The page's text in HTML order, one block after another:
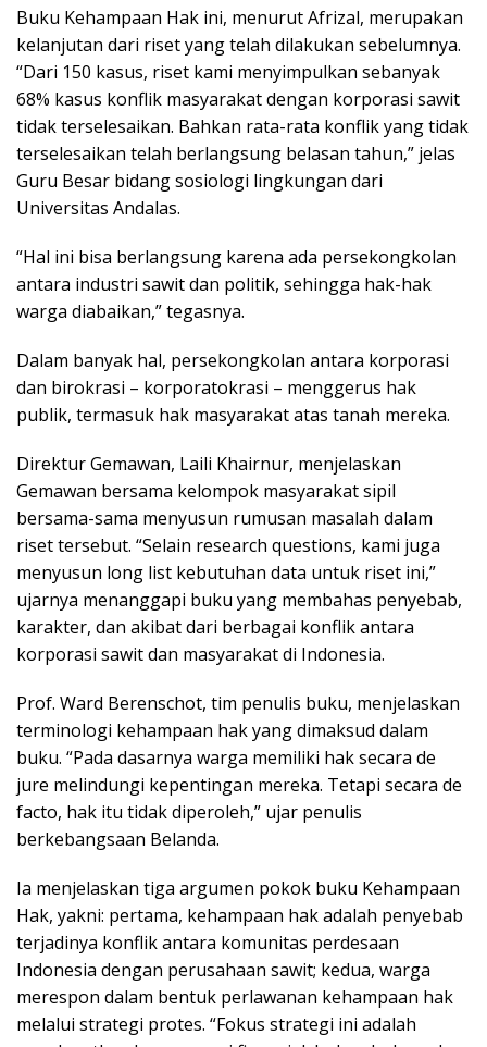
Buku Kehampaan Hak ini, menurut Afrizal, merupakan
kelanjutan dari riset yang telah dilakukan sebelumnya.
“Dari 150 kasus, riset kami menyimpulkan sebanyak
68% kasus konflik masyarakat dengan korporasi sawit
tidak terselesaikan. Bahkan rata-rata konflik yang tidak
terselesaikan telah berlangsung belasan tahun,” jelas
Guru Besar bidang sosiologi lingkungan dari
Universitas Andalas.
“Hal ini bisa berlangsung karena ada persekongkolan
antara industri sawit dan politik, sehingga hak-hak
warga diabaikan,” tegasnya.
Dalam banyak hal, persekongkolan antara korporasi
dan birokrasi – korporatokrasi – menggerus hak
publik, termasuk hak masyarakat atas tanah mereka.
Direktur Gemawan, Laili Khairnur, menjelaskan
Gemawan bersama kelompok masyarakat sipil
bersama-sama menyusun rumusan masalah dalam
riset tersebut. “Selain research questions, kami juga
menyusun long list kebutuhan data untuk riset ini,”
ujarnya menanggapi buku yang membahas penyebab,
karakter, dan akibat dari berbagai konflik antara
korporasi sawit dan masyarakat di Indonesia.
Prof. Ward Berenschot, tim penulis buku, menjelaskan
terminologi kehampaan hak yang dimaksud dalam
buku. “Pada dasarnya warga memiliki hak secara de
jure melindungi kepentingan mereka. Tetapi secara de
facto, hak itu tidak diperoleh,” ujar penulis
berkebangsaan Belanda.
Ia menjelaskan tiga argumen pokok buku Kehampaan
Hak, yakni: pertama, kehampaan hak adalah penyebab
terjadinya konflik antara komunitas perdesaan
Indonesia dengan perusahaan sawit; kedua, warga
merespon dalam bentuk perlawanan kehampaan hak
melalui strategi protes. “Fokus strategi ini adalah